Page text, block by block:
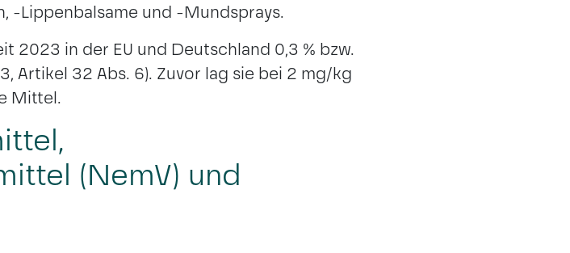
-Lippenbalsame und -Mundsprays.
2023 in der EU und Deutschland 0,3 % bzw.
Artikel 32 Abs. 6). Zuvor lag sie bei 2 mg/kg
Mittel.
(NemV) und